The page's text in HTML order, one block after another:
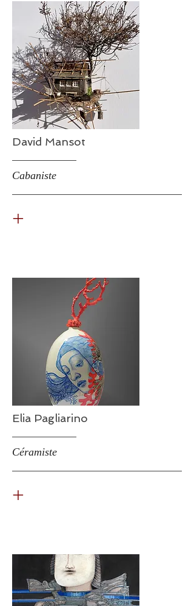
David Mansot
Cabaniste
+
Elia Pagliarino
Céramiste
+